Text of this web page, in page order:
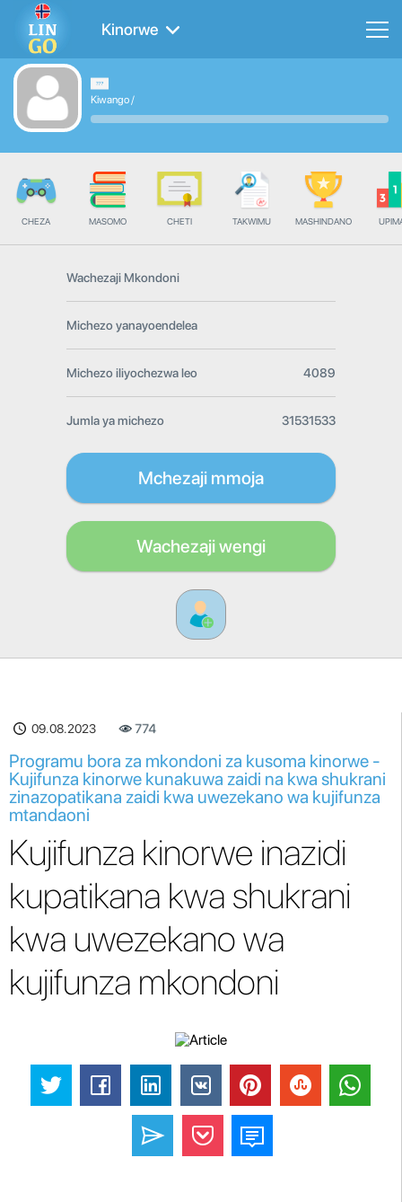
Kinorwe
Kiwango/
CHEZA MASOMO CHETI TAKWIMU MASHINDANO
Wachezaji Mkondoni
Michezo yanayoendelea
Michezo iliyochezwa leo 4089
Jumla ya michezo 31531533
Mchezaji mmoja
Wachezaji wengi
09.08.2023 774
Programu bora za mkondoni za kusoma kinorwe -
Kujifunza kinorwe kunakuwa zaidi na kwa shukrani
zinazopatikana zaidi kwa uwezekano wa kujifunza
mtandaoni
Kujifunza kinorwe inazidi
kupatikana kwa shukrani
kwa uwezekano wa
kujifunza mkondoni